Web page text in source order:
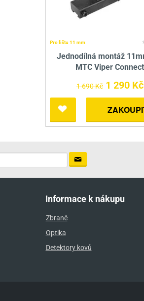
Pro lištu 11 mm
Jednodílná montáž
MTC Viper Connect
1 690 Kč 1 290 Kč
Informace k nákupu
Zbraně
Optika
Detektory kovů